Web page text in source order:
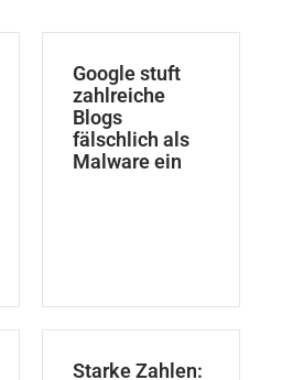
Google stuft
zahlreiche
Blogs
fälschlich als
Malware ein
Starke Zahlen: